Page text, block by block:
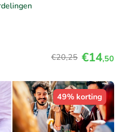
€20,25 €14,50
49% korting